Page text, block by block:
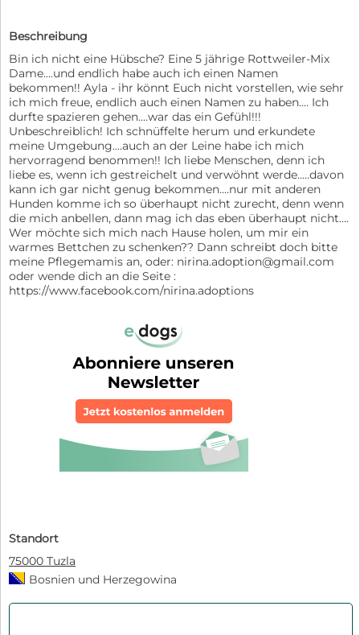
Beschreibung
Bin ich nicht eine Hübsche? Eine 5 jährige Rottweiler-Mix
Dame....und endlich habe auch ich einen Namen
bekommen!! Ayla - ihr könnt Euch nicht vorstellen, wie sehr
ich mich freue, endlich auch einen Namen zu haben.... Ich
durfte spazieren gehen....war das ein Gefühl!!!
Unbeschreiblich! Ich schnüffelte herum und erkundete
meine Umgebung....auch an der Leine habe ich mich
hervorragend benommen!! Ich liebe Menschen, denn ich
liebe es, wenn ich gestreichelt und verwöhnt werde.....davon
kann ich gar nicht genug bekommen....nur mit anderen
Hunden komme ich so überhaupt nicht zurecht, denn wenn
die mich anbellen, dann mag ich das eben überhaupt nicht....
Wer möchte sich mich nach Hause holen, um mir ein
warmes Bettchen zu schenken?? Dann schreibt doch bitte
meine Pflegemamis an, oder: nirina.adoption@gmail.com
oder wende dich an die Seite :
https://www.facebook.com/nirina.adoptions
Standort
75000 Tuzla
Bosnien und Herzegowina